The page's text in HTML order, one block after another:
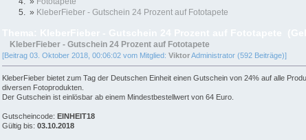
» KleberFieber - Gutschein 24 Prozent auf Fototapete
KleberFieber - Gutschein 24 Prozent auf Fototapete
[Beitrag 03. Oktober 2018, 00:06:02 vom Mitglied: ViktorAdministrator (592 Beiträge)]
KleberFieber bietet zum Tag der Deutschen Einheit einen Gutschein von 24% auf alle
diversen Fotoprodukten.
Der Gutschein ist einlösbar ab einem Mindestbestellwert von 64 Euro.
Gutscheincode: EINHEIT18
Gültig bis: 03.10.2018